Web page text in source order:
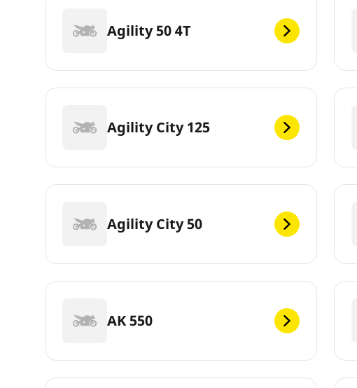
Agility 50 4T
Agility City 125
Agility City 50
AK 550